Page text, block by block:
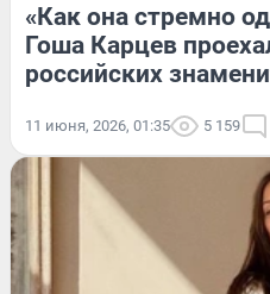
«Как она стремно
Гоша Карцев
российских
11 июня, 2026, 01:35 5 159